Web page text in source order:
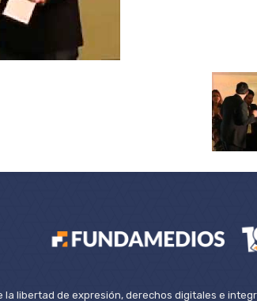
la libertad de expresión, derechos digitales e